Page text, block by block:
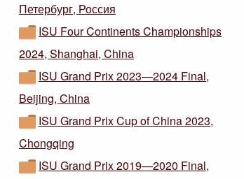
Петербург, Россия
ISU Four Continents Championships
2024, Shanghai, China
ISU Grand Prix 2023—2024 Final,
Beijing, China
ISU Grand Prix Cup of China 2023,
Chongqing
ISU Grand Prix 2019—2020 Final,